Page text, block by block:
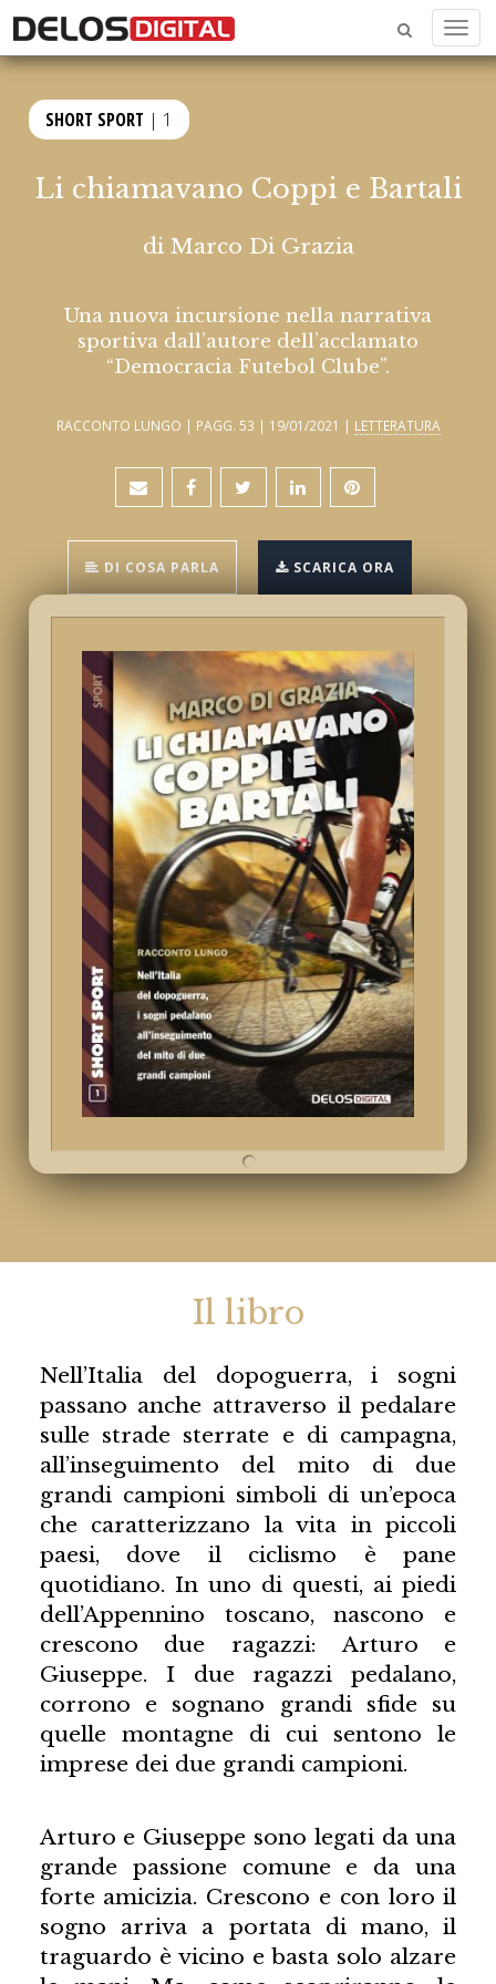
Menu
SHORT SPORT | 1
Li chiamavano Coppi e Bartali
di Marco Di Grazia
Una nuova incursione nella narrativa
sportiva dall’autore dell’acclamato
“Democracia Futebol Clube”.
RACCONTO LUNGO | PAGG. 53 | 19/01/2021 | LETTERATURA
DI COSA PARLA SCARICA ORA
Il libro
Nell’Italia del dopoguerra, i sogni
passano anche attraverso il pedalare
sulle strade sterrate e di campagna,
all’inseguimento del mito di due
grandi campioni simboli di un’epoca
che caratterizzano la vita in piccoli
paesi, dove il ciclismo è pane
quotidiano. In uno di questi, ai piedi
dell’Appennino toscano, nascono e
crescono due ragazzi: Arturo e
Giuseppe. I due ragazzi pedalano,
corrono e sognano grandi sfide su
quelle montagne di cui sentono le
imprese dei due grandi campioni.
Arturo e Giuseppe sono legati da una
grande passione comune e da una
forte amicizia. Crescono e con loro il
sogno arriva a portata di mano, il
traguardo è vicino e basta solo alzare